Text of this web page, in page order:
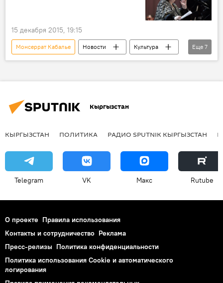
15 декабря 2015, 19:15
Монсеррат Кабалье Новости
Культура
В мире
Испания
Барселона
Еще 7
Кыргызстан
КЫРГЫЗСТАН ПОЛИТИКА РАДИО SPUTNIK КЫРГЫЗСТАН
Telegram VK Макс Rutube
О проекте Правила использования
Контакты и сотрудничество Реклама
Пресс-релизы Политика конфиденциальности
Политика использования Cookie и автоматического
логирования